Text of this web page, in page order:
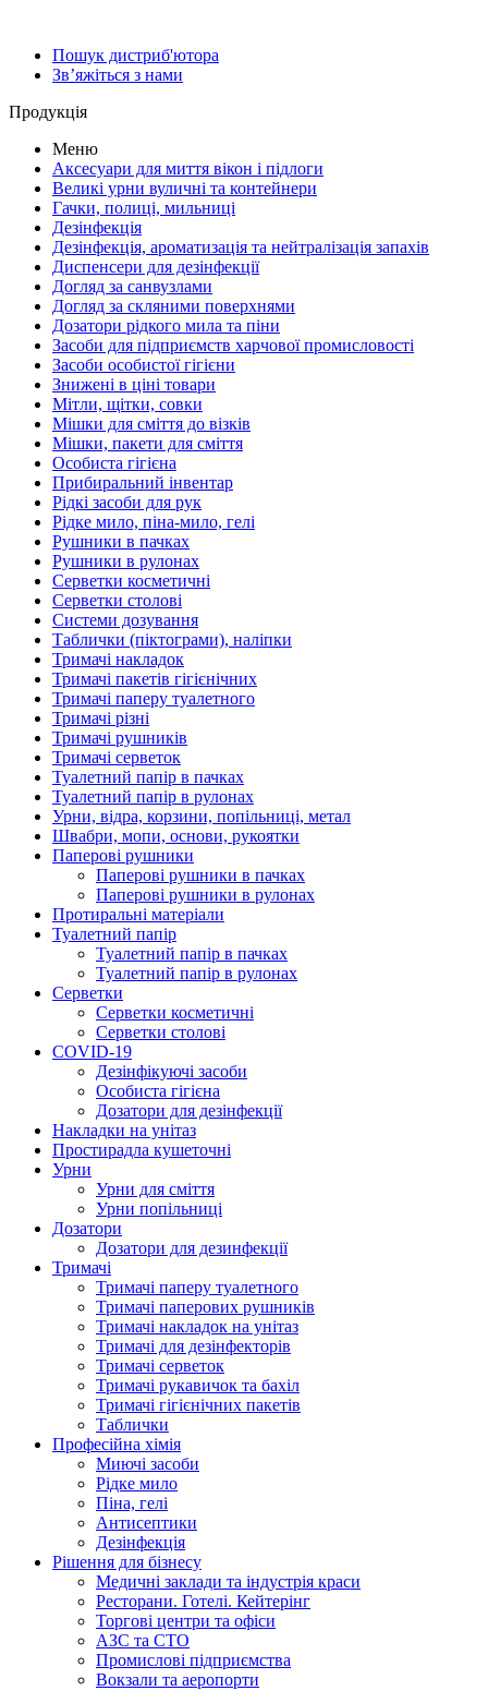
Пошук дистриб'ютора
Зв’яжіться з нами
Продукція
Меню
Аксесуари для миття вікон і підлоги
Великі урни вуличні та контейнери
Гачки, полиці, мильниці
Дезінфекція
Дезінфекція, ароматизація та нейтралізація запахів
Диспенсери для дезінфекції
Догляд за санвузлами
Догляд за скляними поверхнями
Дозатори рідкого мила та піни
Засоби для підприємств харчової промисловості
Засоби особистої гігієни
Знижені в ціні товари
Мітли, щітки, совки
Мішки для сміття до візків
Мішки, пакети для сміття
Особиста гігієна
Прибиральний інвентар
Рідкі засоби для рук
Рідке мило, піна-мило, гелі
Рушники в пачках
Рушники в рулонах
Серветки косметичні
Серветки столові
Системи дозування
Таблички (піктограми), наліпки
Тримачі накладок
Тримачі пакетів гігієнічних
Тримачі паперу туалетного
Тримачі різні
Тримачі рушників
Тримачі серветок
Туалетний папір в пачках
Туалетний папір в рулонах
Урни, відра, корзини, попільниці, метал
Швабри, мопи, основи, рукоятки
Паперові рушники
Паперові рушники в пачках
Паперові рушники в рулонах
Протиральні матеріали
Туалетний папір
Туалетний папір в пачках
Туалетний папір в рулонах
Серветки
Серветки косметичні
Серветки столові
COVID-19
Дезінфікуючі засоби
Особиста гігієна
Дозатори для дезінфекції
Накладки на унітаз
Простирадла кушеточні
Урни
Урни для сміття
Урни попільниці
Дозатори
Дозатори для дезинфекції
Тримачі
Тримачі паперу туалетного
Тримачі паперових рушників
Тримачі накладок на унітаз
Тримачі для дезінфекторів
Тримачі серветок
Тримачі рукавичок та бахіл
Тримачі гігієнічних пакетів
Таблички
Професійна хімія
Миючі засоби
Рідке мило
Піна, гелі
Антисептики
Дезінфекція
Рішення для бізнесу
Медичні заклади та індустрія краси
Ресторани. Готелі. Кейтерінг
Торгові центри та офіси
АЗС та СТО
Промислові підприємства
Вокзали та аеропорти